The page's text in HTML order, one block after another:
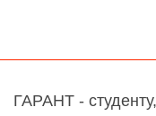
ГАРАНТ -